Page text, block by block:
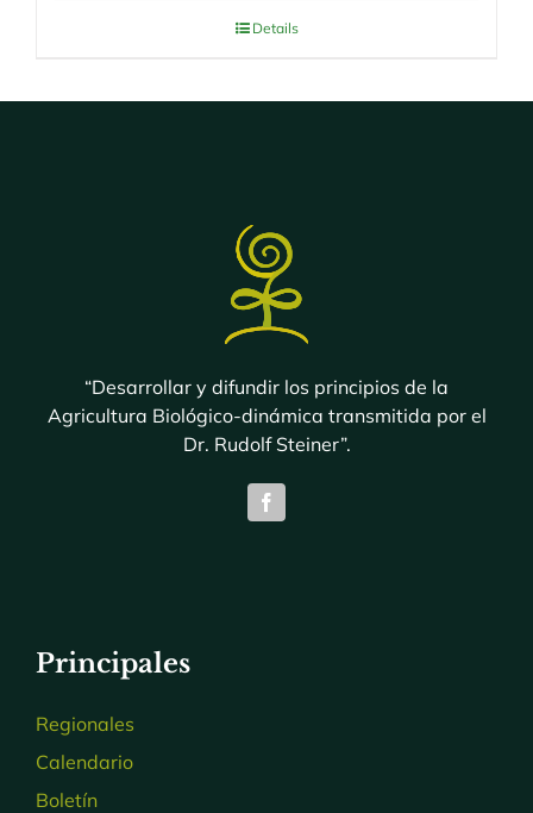
Details
“Desarrollar y difundir los principios de la
Agricultura Biológico-dinámica transmitida por el
Dr. Rudolf Steiner”.
Principales
Regionales
Calendario
Boletín